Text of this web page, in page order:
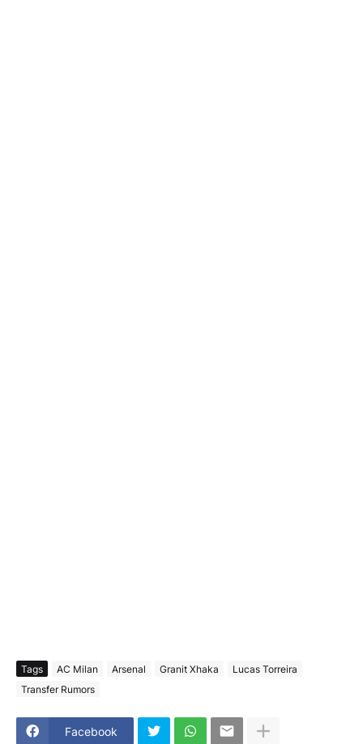
Tags AC Milan Arsenal Granit Xhaka
Lucas Torreira
Transfer Rumors
Facebook